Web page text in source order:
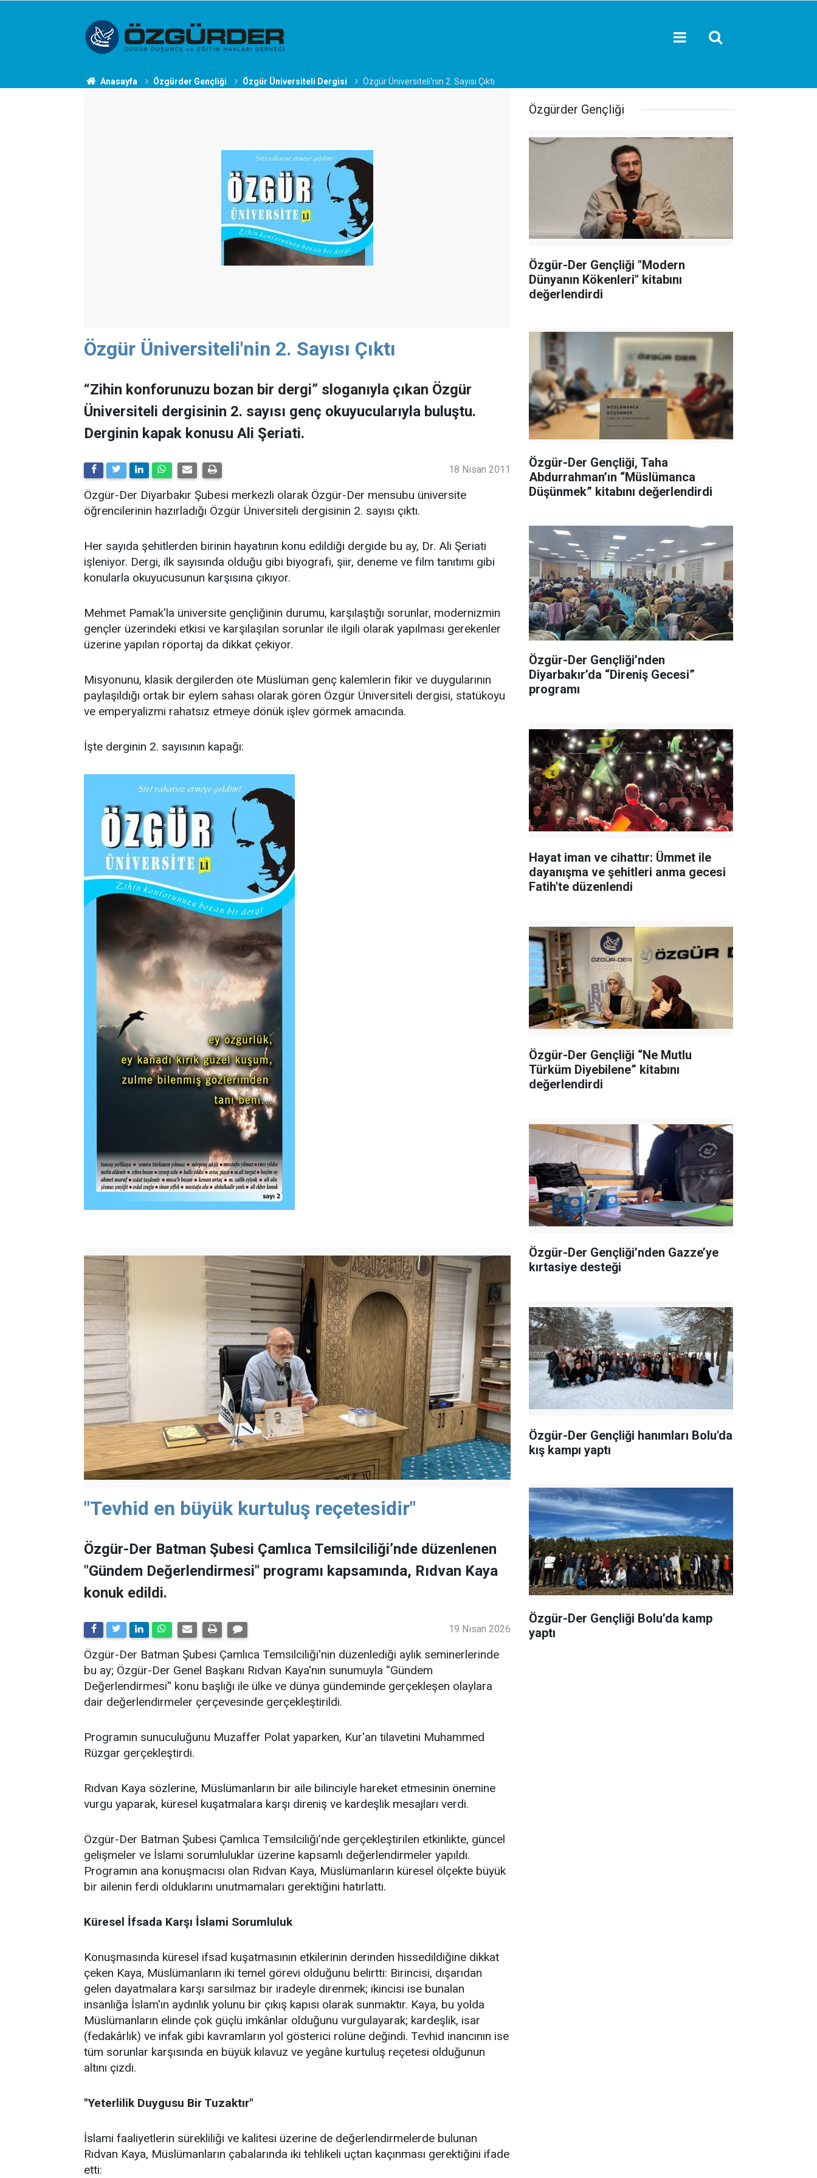
Anasayfa Özgürder Gençliği Özgür Üniversiteli Dergisi Özgür Üniversiteli'nin 2. Sayısı Çıktı
Özgür Üniversiteli'nin 2. Sayısı Çıktı
“Zihin konforunuzu bozan bir dergi” sloganıyla çıkan Özgür
Üniversiteli dergisinin 2. sayısı genç okuyucularıyla buluştu.
Derginin kapak konusu Ali Şeriati.
18 Nisan 2011
Özgür-Der Diyarbakır Şubesi merkezli olarak Özgür-Der mensubu üniversite
öğrencilerinin hazırladığı Özgür Üniversiteli dergisinin 2. sayısı çıktı.
Her sayıda şehitlerden birinin hayatının konu edildiği dergide bu ay, Dr. Ali Şeriati
işleniyor. Dergi, ilk sayısında olduğu gibi biyografi, şiir, deneme ve film tanıtımı gibi
konularla okuyucusunun karşısına çıkıyor.
Mehmet Pamak'la üniversite gençliğinin durumu, karşılaştığı sorunlar, modernizmin
gençler üzerindeki etkisi ve karşılaşılan sorunlar ile ilgili olarak yapılması gerekenler
üzerine yapılan röportaj da dikkat çekiyor.
Misyonunu, klasik dergilerden öte Müslüman genç kalemlerin fikir ve duygularının
paylaşıldığı ortak bir eylem sahası olarak gören Özgür Üniversiteli dergisi, statükoyu
ve emperyalizmi rahatsız etmeye dönük işlev görmek amacında.
İşte derginin 2. sayısının kapağı:
"Tevhid en büyük kurtuluş reçetesidir"
Özgür-Der Batman Şubesi Çamlıca Temsilciliği’nde düzenlenen
"Gündem Değerlendirmesi" programı kapsamında, Rıdvan Kaya
konuk edildi.
19 Nisan 2026
​Özgür-Der Batman Şubesi Çamlıca Temsilciliği'nin düzenlediği aylık seminerlerinde
bu ay; Özgür-Der Genel Başkanı Rıdvan Kaya'nın sunumuyla ''Gündem
Değerlendirmesi'' konu başlığı ile ülke ve dünya gündeminde gerçekleşen olaylara
dair değerlendirmeler çerçevesinde gerçekleştirildi.
Programın sunuculuğunu Muzaffer Polat yaparken, Kur'an tilavetini Muhammed
Rüzgar gerçekleştirdi.
Rıdvan Kaya sözlerine, Müslümanların bir aile bilinciyle hareket etmesinin önemine
vurgu yaparak, küresel kuşatmalara karşı direniş ve kardeşlik mesajları verdi.
Özgür-Der Batman Şubesi Çamlıca Temsilciliği’nde gerçekleştirilen etkinlikte, güncel
gelişmeler ve İslami sorumluluklar üzerine kapsamlı değerlendirmeler yapıldı.
Programın ana konuşmacısı olan Rıdvan Kaya, Müslümanların küresel ölçekte büyük
bir ailenin ferdi olduklarını unutmamaları gerektiğini hatırlattı.
Küresel İfsada Karşı İslami Sorumluluk
Konuşmasında küresel ifsad kuşatmasının etkilerinin derinden hissedildiğine dikkat
çeken Kaya, Müslümanların iki temel görevi olduğunu belirtti: Birincisi, dışarıdan
gelen dayatmalara karşı sarsılmaz bir iradeyle direnmek; ikincisi ise bunalan
insanlığa İslam'ın aydınlık yolunu bir çıkış kapısı olarak sunmaktır. Kaya, bu yolda
Müslümanların elinde çok güçlü imkânlar olduğunu vurgulayarak; kardeşlik, isar
(fedakârlık) ve infak gibi kavramların yol gösterici rolüne değindi. Tevhid inancının ise
tüm sorunlar karşısında en büyük kılavuz ve yegâne kurtuluş reçetesi olduğunun
altını çizdi.
"Yeterlilik Duygusu Bir Tuzaktır"
İslami faaliyetlerin sürekliliği ve kalitesi üzerine de değerlendirmelerde bulunan
Rıdvan Kaya, Müslümanların çabalarında iki tehlikeli uçtan kaçınması gerektiğini ifade
etti:
Özgürder Gençliği
Özgür-Der Gençliği "Modern
Dünyanın Kökenleri" kitabını
değerlendirdi
Özgür-Der Gençliği, Taha
Abdurrahman’ın “Müslümanca
Düşünmek” kitabını değerlendirdi
Özgür-Der Gençliği’nden
Diyarbakır’da “Direniş Gecesi”
programı
Hayat iman ve cihattır: Ümmet ile
dayanışma ve şehitleri anma gecesi
Fatih'te düzenlendi
Özgür-Der Gençliği “Ne Mutlu
Türküm Diyebilene” kitabını
değerlendirdi
Özgür-Der Gençliği’nden Gazze’ye
kırtasiye desteği
Özgür-Der Gençliği hanımları Bolu'da
kış kampı yaptı
Özgür-Der Gençliği Bolu’da kamp
yaptı